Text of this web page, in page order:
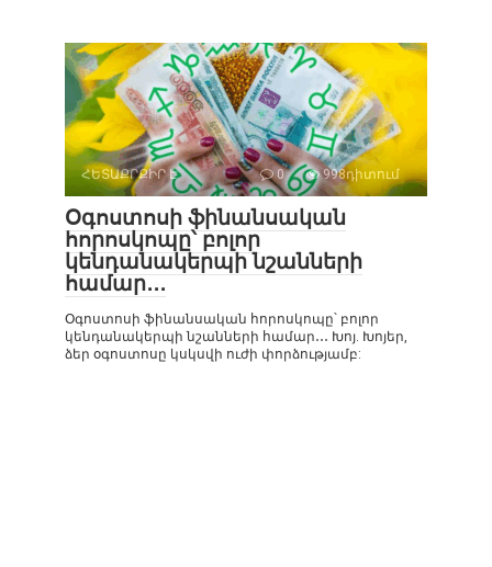
ՀԵՏԱՔՐՔԻՐ Է 0 998դիտում
Օգոստոսի ֆինանսական
հորոսկոպը՝ բոլոր
կենդանակերպի նշանների
համար․․․
Օգոստոսի ֆինանսական հորոսկոպը՝ բոլոր
կենդանակերպի նշանների համար․․․ Խոյ. Խոյեր,
ձեր օգոստոսը կսկսվի ուժի փորձությամբ: